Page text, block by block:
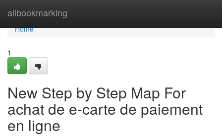
allbookmarking
Home
Home
1
New Step by Step Map For
achat de e-carte de paiement
en ligne